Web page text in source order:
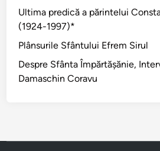
Ultima predică a părintelui
(1924-1997)*
Plânsurile Sfântului Efrem Sirul
Despre Sfânta Împărtăşănie,
Damaschin Coravu